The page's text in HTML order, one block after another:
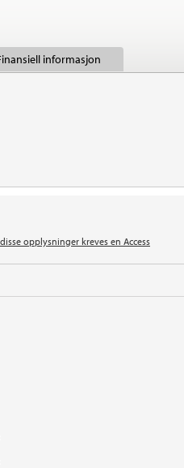
informasjon
opplysninger kreves en Access